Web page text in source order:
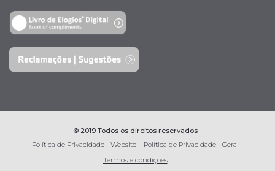
© 2019 Todos os direitos reservados
Política de Privacidade - Website
Política de Privacidade - Geral
Termos e condições